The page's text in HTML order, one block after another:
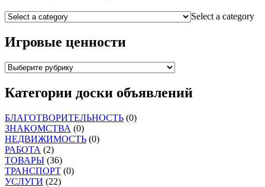
Select a category
Игровые ценности
Категории доски объявлений
БЛАГОТВОРИТЕЛЬНОСТЬ (0)
ЗНАКОМСТВА (0)
НЕДВИЖИМОСТЬ (0)
РАБОТА (2)
ТОВАРЫ (36)
ТРАНСПОРТ (0)
УСЛУГИ (22)